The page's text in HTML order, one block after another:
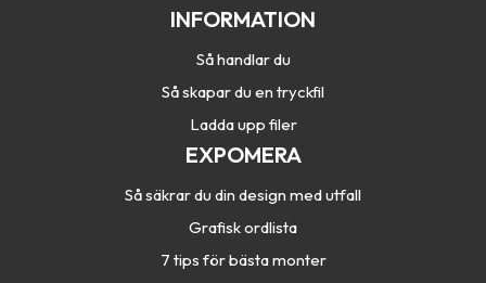
INFORMATION
Så handlar du
Så skapar du en tryckfil
Ladda upp filer
EXPOMERA
Så säkrar du din design med utfall
Grafisk ordlista
7 tips för bästa monter